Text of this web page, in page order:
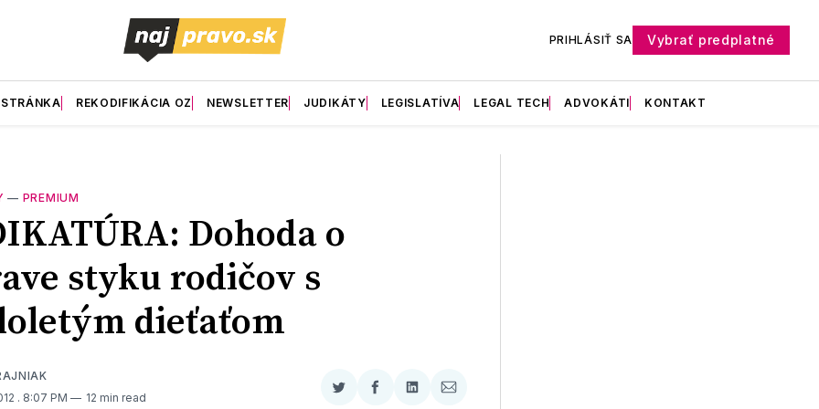
PRIHLÁSIŤ SA Vybrať predplatné
REKODIFIKÁCIA OZ NEWSLETTER JUDIKÁTY LEGISLATÍVA LEGAL TECH ADVOKÁTI KONTAKT
— PREMIUM
Dohoda o
styku rodičov s
dieťaťom
. 8:07 PM 12 min read
ZdieľaťZdieľaťZdieľaťZdieľať